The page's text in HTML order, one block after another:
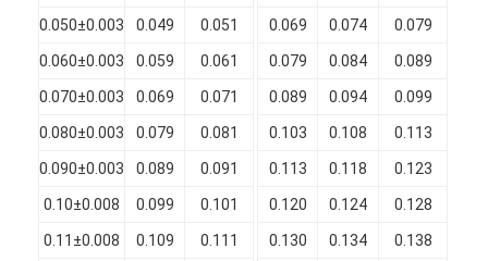
Casa.
Spettacolo VR
0.050±0.003
0.049 0.051 0.069 0.074 0.079
0.060±0.003 0.059 0.061 0.079 0.084 0.089
0.070±0.003 0.069 0.071 0.089 0.094 0.099
0.080±0.003 0.079 0.081 0.103 0.108 0.113
0.090±0.003 0.089 0.091 0.113 0.118 0.123
0.10±0.008 0.099 0.101 0.120 0.124 0.128
0.11±0.008 0.109 0.111 0.130 0.134 0.138